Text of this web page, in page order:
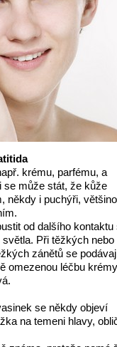
krému, parfému, a
se může stát, že kůže
někdy i puchýři,
od dalšího kontaktu
Při těžkých nebo
zánětů se
omezenou léčbu
se někdy objeví
na temeni hlavy,